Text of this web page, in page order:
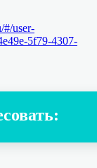
#/user-
5f79-4307-